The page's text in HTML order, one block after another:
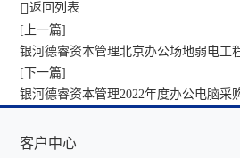
返回列表
[上一篇]
银河德睿资本管理北京办公场地弱电工
[下一篇]
银河德睿资本管理2022年度办公电脑采
客户中心